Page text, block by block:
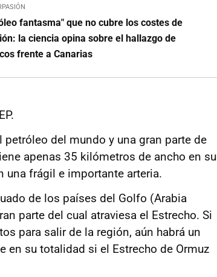
fantasma" que no cubre los costes de
la ciencia opina sobre el hallazgo de
frente a Canarias
petróleo del mundo y una gran parte de
apenas 35 kilómetros de ancho en su
una frágil e importante arteria.
de los países del Golfo (Arabia
parte del cual atraviesa el Estrecho. Si
para salir de la región, aún habrá un
en su totalidad si el Estrecho de Ormuz